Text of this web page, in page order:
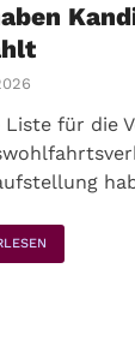
Liste für die